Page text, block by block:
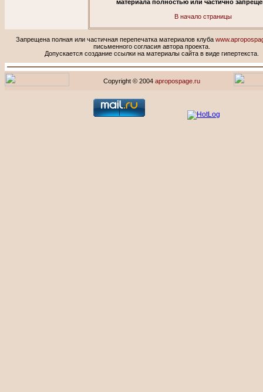
материала полностью или частично
В начало страницы
Запрещена полная или частичная перепечатка материалов клуба
письменного согласия автора проекта.
Допускается создание ссылки на материалы сайта в виде гипертекста.
Copyright © 2004 apropospage.ru